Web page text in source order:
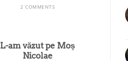
2 COMMENTS
L-am văzut pe Moș
Nicolae